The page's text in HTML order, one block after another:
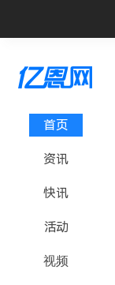
首页
资讯
快讯
活动
视频